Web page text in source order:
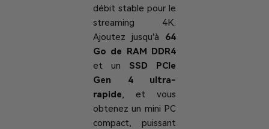
débit stable pour le
streaming 4K.
Ajoutez jusqu’à 64
Go de RAM DDR4
et unSSD PCIe
Gen 4 ultra-
rapide, et vous
obtenez un mini PC
compact, puissant